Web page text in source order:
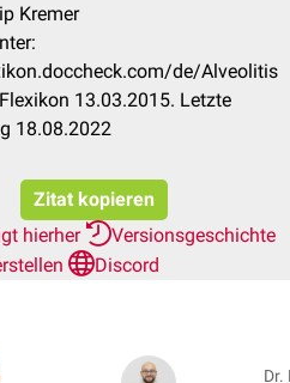
Kremer
de/Alveolitis
13.03.2015. Letzte
18.08.2022
Zitat kopieren
hierher
Versionsgeschichte
Discord
Dr.